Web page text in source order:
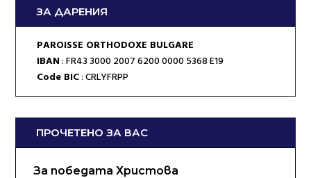
ЗА ДАРЕНИЯ
PAROISSE ORTHODOXE BULGARE
IBAN : FR43 3000 2007 6200 0000 5368 E19
Code BIC: CRLYFRPP
ПРОЧЕТЕНО ЗА ВАС
За победата Христова